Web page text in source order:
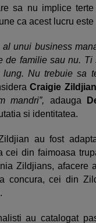
sa nu implice
ca acest lucru este
al unui business
de familie sau nu.
lung. Nu trebuie sa
Craigie Zildjian
mandri”, adauga
si identitatea.
au fost
cei din faimoasa
Zildjians, afacere
concura, cei din
au catalogat